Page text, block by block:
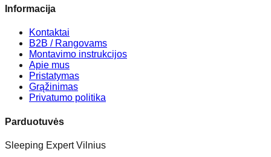
Informacija
Kontaktai
B2B / Rangovams
Montavimo instrukcijos
Apie mus
Pristatymas
Grąžinimas
Privatumo politika
Parduotuvės
Sleeping Expert Vilnius